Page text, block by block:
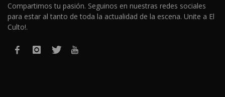
Compartimos tu pasión. Seguinos en nuestras redes sociales
para estar al tanto de toda la actualidad de la escena. Unite a El
Culto!.